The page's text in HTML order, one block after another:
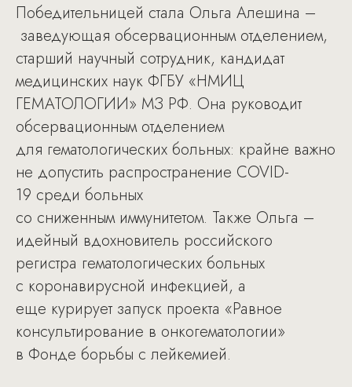
Победительницей стала Ольга Алешина –
заведующая обсервационным отделением,
старший научный сотрудник, кандидат
медицинских наук ФГБУ «НМИЦ
ГЕМАТОЛОГИИ» МЗ РФ. Она руководит
обсервационным отделением
для гематологических больных: крайне важно
не допустить распространение COVID-
19 среди больных
со сниженным иммунитетом. Также Ольга –
идейный вдохновитель российского
регистра гематологических больных
с коронавирусной инфекцией, а
еще курирует запуск проекта «Равное
консультирование в онкогематологии»
в Фонде борьбы с лейкемией.